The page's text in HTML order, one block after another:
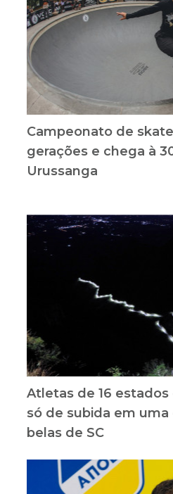
Campeonato de
gerações e chega à
Urussanga
Atletas de 16 estados
só de subida em uma
belas de SC